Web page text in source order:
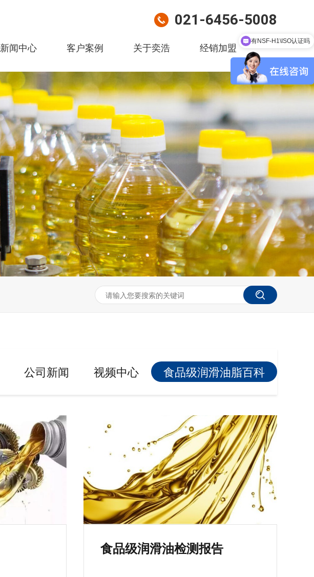
021-6456-5008
新闻中心 客户案例 关于奕浩 经销加盟
公司新闻 视频中心 食品级润滑油脂百科
食品级润滑油检测报告
批量采购怎么样